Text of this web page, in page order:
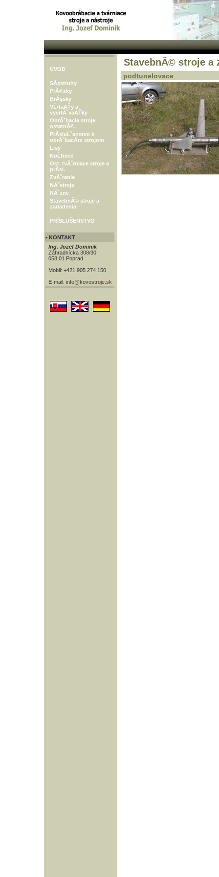
ÚVOD
SĂşstruhy
FrĂ©zky
BrĂşsky
VĹ•taÄŤy a
vyvrtĂˇvaÄŤky
ObrĂˇbacie stroje
ostatnĂ©.
PrĂ­sluĹˇenstvo k
obrĂˇbacĂ­m strojom
Lisy
NoĹľnice
Ost. tvĂˇrniace stroje a
prĂ­sl.
ZvĂˇranie
NĂˇstroje
RĂ´zne
StavebnĂ© stroje a
zariadenia
PRÍSLUŠENSTVO
• KONTAKT
Ing. Jozef Dominik
Záhradnícka 308/30
058 01 Poprad
Mobil: +421 905 274 150
E-mail: info@kovostroje.sk
StavebnĂ© stroje a
podtunelovace